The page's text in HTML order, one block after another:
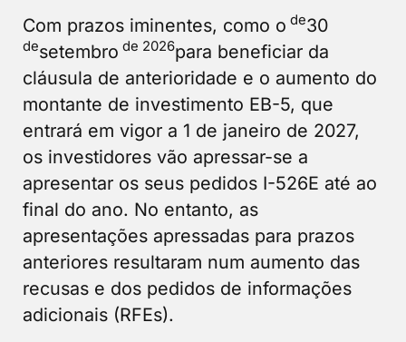
Com prazos iminentes, como o de30
desetembro de 2026para beneficiar da
cláusula de anterioridade e o aumento do
montante de investimento EB-5, que
entrará em vigor a 1 de janeiro de 2027,
os investidores vão apressar-se a
apresentar os seus pedidos I-526E até ao
final do ano. No entanto, as
apresentações apressadas para prazos
anteriores resultaram num aumento das
recusas e dos pedidos de informações
adicionais (RFEs).